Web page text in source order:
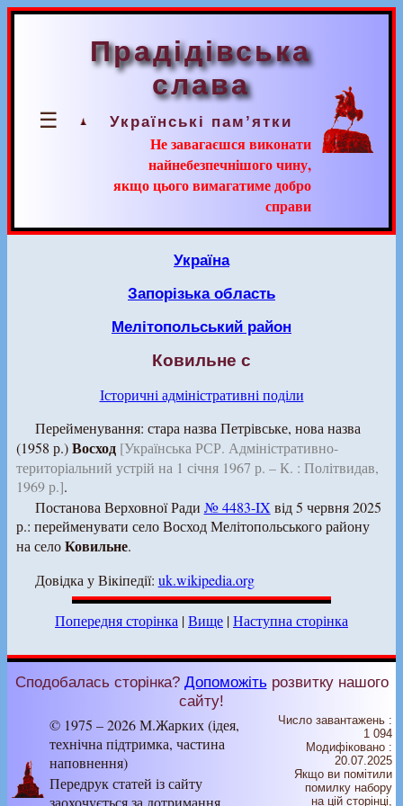
☰
Прадідівська
слава
Українські пам’ятки
Не завагаєшся виконати
найнебезпечнішого чину,
якщо цього вимагатиме добро
справи
Україна
Запорізька область
Мелітопольський район
Ковильне с
Історичні адміністративні поділи
Перейменування: стара назва Петрівське, нова назва
(1958 р.)Восход [Українська РСР. Адміністративно-
територіальний устрій на 1 січня 1967 р. – К. : Політвидав,
1969 р.].
Постанова Верховної Ради № 4483-IX від 5 червня 2025
р.: перейменувати село Восход Мелітопольського району
на селоКовильне.
Довідка у Вікіпедії: uk.wikipedia.org
Попередня сторінка |Вище |Наступна сторінка
Сподобалась сторінка? Допоможіть розвитку нашого
сайту!
© 1975 – 2026 М.Жарких (ідея,
технічна підтримка, частина
наповнення)
Передрук статей із сайту
заохочується за дотримання
Число завантажень :
1 094
Модифіковано :
20.07.2025
Якщо ви помітили
помилку набору
на цiй сторiнцi,